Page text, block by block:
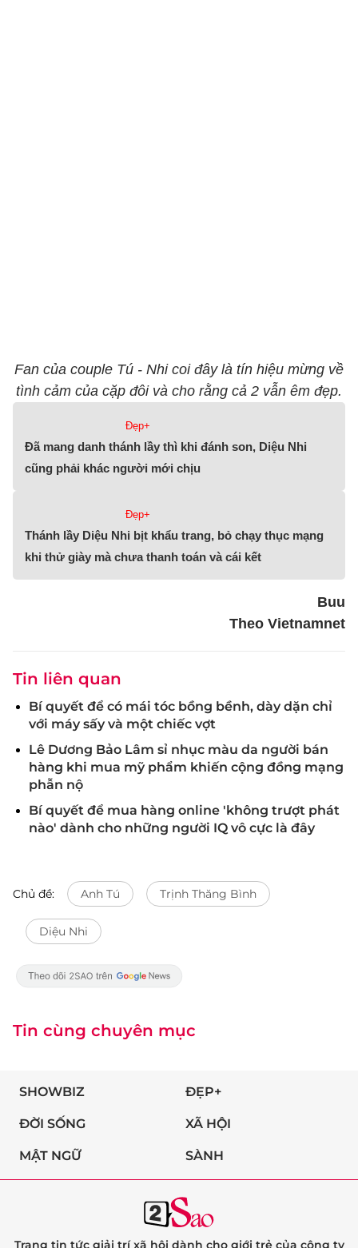
Fan của couple Tú - Nhi coi đây là tín hiệu mừng về
tình cảm của cặp đôi và cho rằng cả 2 vẫn êm đẹp.
Đẹp+
Đã mang danh thánh lầy thì khi đánh son, Diệu Nhi
cũng phải khác người mới chịu
Đẹp+
Thánh lầy Diệu Nhi bịt khẩu trang, bỏ chạy thục mạng
khi thử giày mà chưa thanh toán và cái kết
Buu
Theo Vietnamnet
Tin liên quan
Bí quyết để có mái tóc bồng bềnh, dày dặn chỉ
với máy sấy và một chiếc vợt
Lê Dương Bảo Lâm sỉ nhục màu da người bán
hàng khi mua mỹ phẩm khiến cộng đồng mạng
phẫn nộ
Bí quyết để mua hàng online 'không trượt phát
nào' dành cho những người IQ vô cực là đây
Chủ đề: Anh Tú Trịnh Thăng Bình
Diệu Nhi
Tin cùng chuyên mục
SHOWBIZ ĐẸP+
ĐỜI SỐNG XÃ HỘI
MẬT NGỮ SÀNH
Trang tin tức giải trí xã hội dành cho giới trẻ của công ty